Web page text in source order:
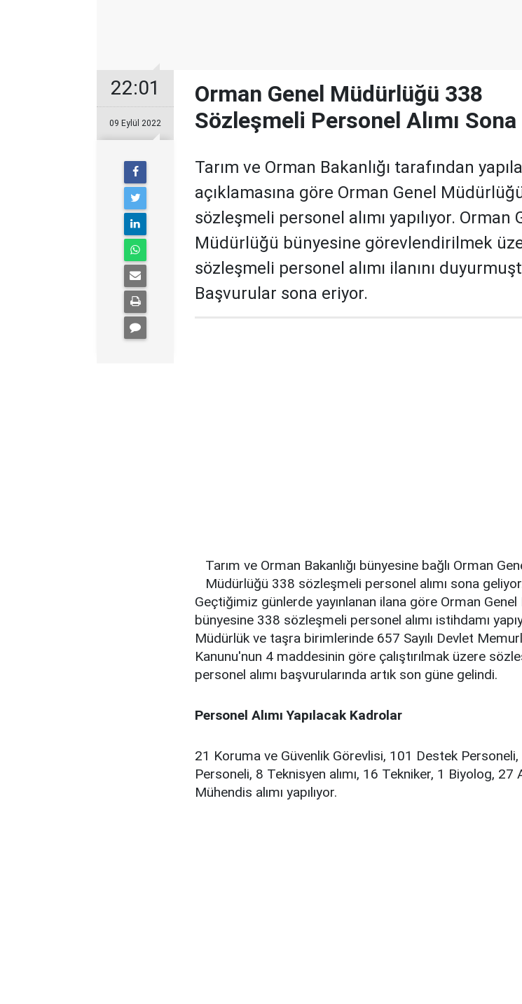
22:01
09 Eylül 2022
Orman Genel Müdürlüğü 338
Sözleşmeli Personel Alımı
Tarım ve Orman Bakanlığı tarafından
açıklamasına göre Orman Genel
sözleşmeli personel alımı yapılıyor. Orman
Müdürlüğü bünyesine görevlendirilmek
sözleşmeli personel alımı ilanını
Başvurular sona eriyor.
Tarım ve Orman Bakanlığı bünyesine bağlı Orman
Müdürlüğü 338 sözleşmeli personel alımı sona
Geçtiğimiz günlerde yayınlanan ilana göre Orman
bünyesine 338 sözleşmeli personel alımı istihdamı
Müdürlük ve taşra birimlerinde 657 Sayılı Devlet
Kanunu'nun 4 maddesinin göre çalıştırılmak üzere
personel alımı başvurularında artık son güne gelindi.
Personel Alımı Yapılacak Kadrolar
21 Koruma ve Güvenlik Görevlisi, 101 Destek
Personeli, 8 Teknisyen alımı, 16 Tekniker, 1 Biyolog, 27
Mühendis alımı yapılıyor.